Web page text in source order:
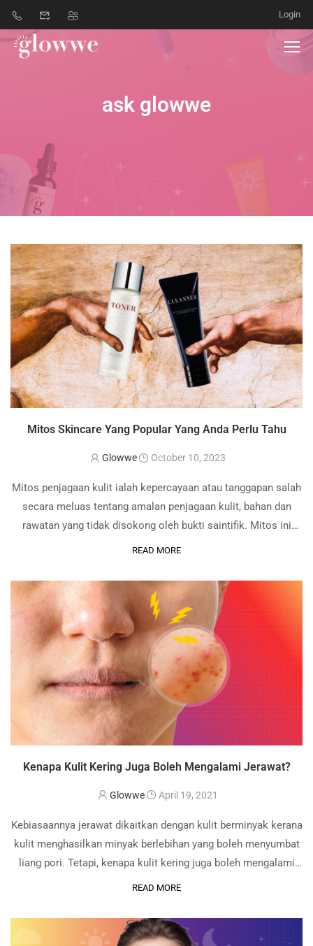
Login
ask glowwe
Mitos Skincare Yang Popular Yang Anda Perlu Tahu
Glowwe October 10, 2023
Mitos penjagaan kulit ialah kepercayaan atau tanggapan salah
secara meluas tentang amalan penjagaan kulit, bahan dan
rawatan yang tidak disokong oleh bukti saintifik. Mitos ini
sering disebarkan melalui mulut ke mulut, media sosial dan
terdengar …
READ MORE
Kenapa Kulit Kering Juga Boleh Mengalami Jerawat?
Glowwe April 19, 2021
Kebiasaannya jerawat dikaitkan dengan kulit berminyak kerana
kulit menghasilkan minyak berlebihan yang boleh menyumbat
liang pori. Tetapi, kenapa kulit kering juga boleh mengalami
jerawat? Begini, anda perlu fahami bahawa jerawat boleh
pori …
READ MORE